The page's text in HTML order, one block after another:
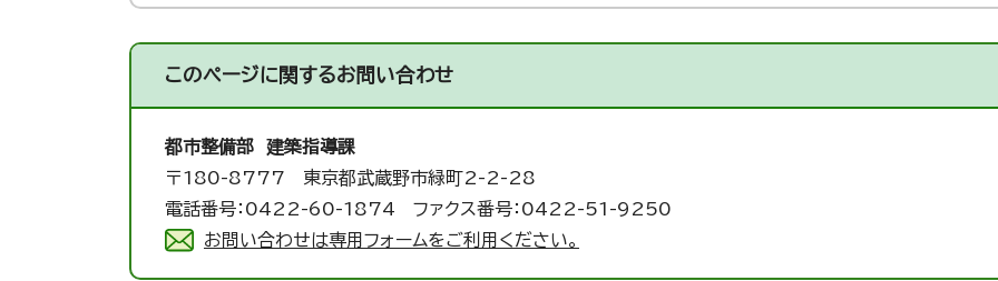
このページに関するお問い合わせ
都市整備部 建築指導課
〒180-8777 東京都武蔵野市緑町2-2-28
電話番号：0422-60-1874 ファクス番号：0422-51-9250
お問い合わせは専用フォームをご利用ください。